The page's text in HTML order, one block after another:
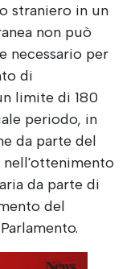
straniero in un
non può
necessario per
di
limite di 180
periodo, in
da parte del
da parte di
del